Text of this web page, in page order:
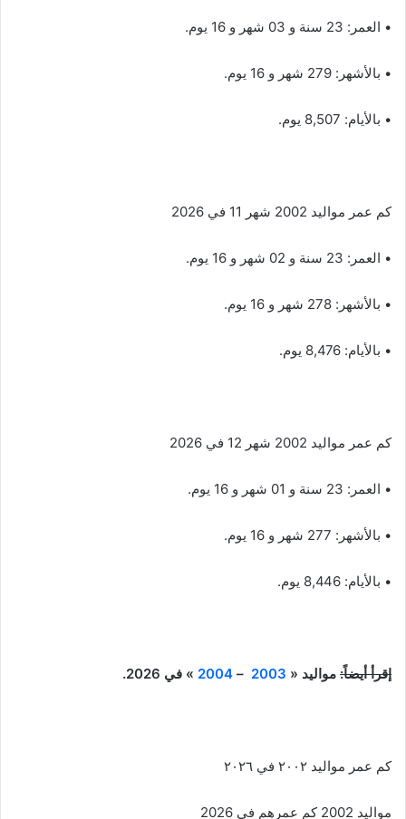
• العمر: 23 سنة و 03 شهر و 16 يوم.
• بالأشهر: 279 شهر و 16 يوم.
• بالأيام: 8,507 يوم.
كم عمر مواليد 2002 شهر 11 في 2026
• العمر: 23 سنة و 02 شهر و 16 يوم.
• بالأشهر: 278 شهر و 16 يوم.
• بالأيام: 8,476 يوم.
كم عمر مواليد 2002 شهر 12 في 2026
• العمر: 23 سنة و 01 شهر و 16 يوم.
• بالأشهر: 277 شهر و 16 يوم.
• بالأيام: 8,446 يوم.
إقرأ أيضاً: مواليد « 2003
–
2004 » في 2026.
كم عمر مواليد ٢٠٠٢ في ٢٠٢٦
مواليد 2002 كم عمرهم في 2026